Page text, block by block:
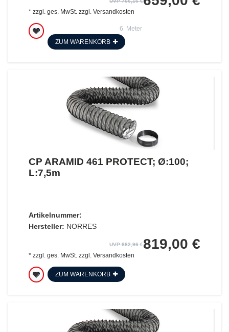
* zzgl. ges. MwSt.zzgl. Versandkosten
6
Meter
ZUM WARENKORB
CP ARAMID 461 PROTECT; Ø:100;
L:7,5m
Artikelnummer:
Hersteller: NORRES
UVP 882,96 €819,00 €
* zzgl. ges. MwSt. zzgl. Versandkosten
ZUM WARENKORB